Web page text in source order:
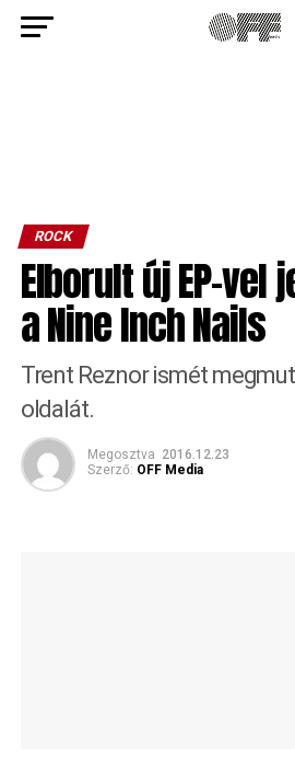
ROCK
Elborult új EP-vel
a Nine Inch Nails
Trent Reznor ismét
oldalát.
Megosztva 2016.12.23
Szerző: OFF Media